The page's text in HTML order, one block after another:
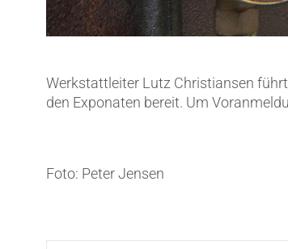
Werkstattleiter Lutz Christiansen
den Exponaten bereit. Um
Foto: Peter Jensen